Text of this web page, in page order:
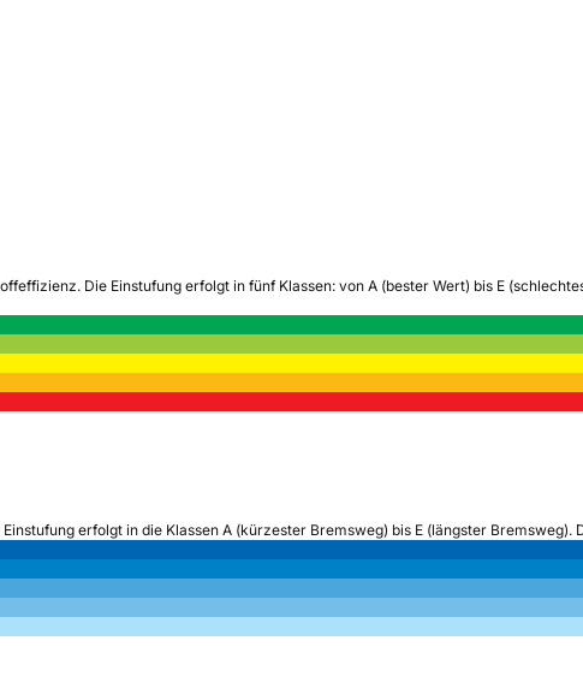
Die Einstufung erfolgt in fünf Klassen: von A (bester Wert) bis E
Einstufung erfolgt in die Klassen A (kürzester Bremsweg) bis E (längster